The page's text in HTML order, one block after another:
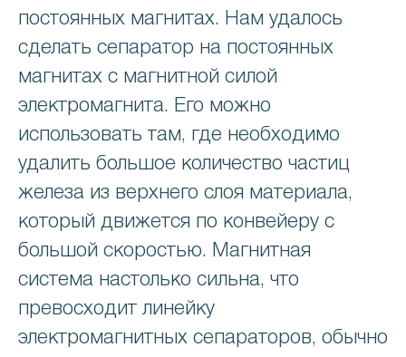
постоянных магнитах. Нам удалось
сделать сепаратор на постоянных
магнитах с магнитной силой
электромагнита. Его можно
использовать там, где необходимо
удалить большое количество частиц
железа из верхнего слоя материала,
который движется по конвейеру с
большой скоростью. Магнитная
система настолько сильна, что
превосходит линейку
электромагнитных сепараторов, обычно